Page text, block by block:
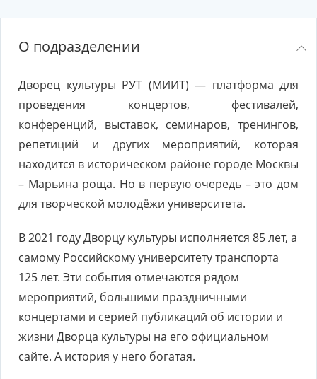
О подразделении
Дворец культуры РУТ (МИИТ) — платформа для
проведения концертов, фестивалей,
конференций, выставок, семинаров, тренингов,
репетиций и других мероприятий, которая
находится в историческом районе городе Москвы
– Марьина роща. Но в первую очередь – это дом
для творческой молодёжи университета.
В 2021 году Дворцу культуры исполняется 85 лет, а
самому Российскому университету транспорта
125 лет. Эти события отмечаются рядом
мероприятий, большими праздничными
концертами и серией публикаций об истории и
жизни Дворца культуры на его официальном
сайте. А история у него богатая.